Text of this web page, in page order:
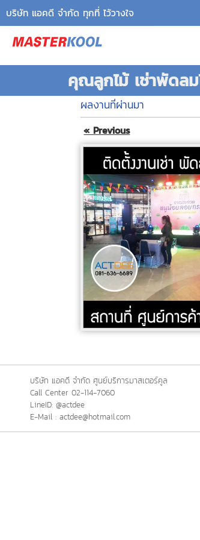
บริษัท แอคดี จำกัด ทุกที่ ไว้วางใจ
คุณลูกไม้ เช่าพัดลม
ผลงานที่ผ่านมา
« Previous
บริษัท แอคดี จำกัด ศูนย์บริการมาสเตอร์คูล
Call Center 02-114-7060
LineID: @actdee
E-Mail : actdee@hotmail.com